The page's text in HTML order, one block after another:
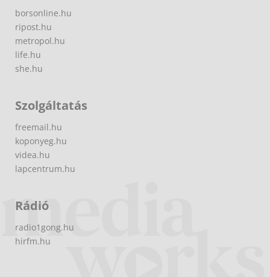
borsonline.hu
ripost.hu
metropol.hu
life.hu
she.hu
Szolgáltatás
freemail.hu
koponyeg.hu
videa.hu
lapcentrum.hu
Rádió
radio1gong.hu
hirfm.hu